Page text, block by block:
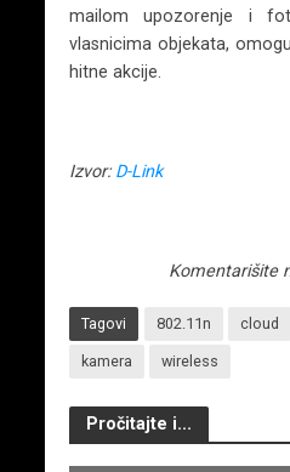
mailom upozorenje i
vlasnicima objekata,
hitne akcije.
Izvor: D-Link
Komentarišite
Tagovi 802.11n cloud
kamera wireless
Pročitajte i...